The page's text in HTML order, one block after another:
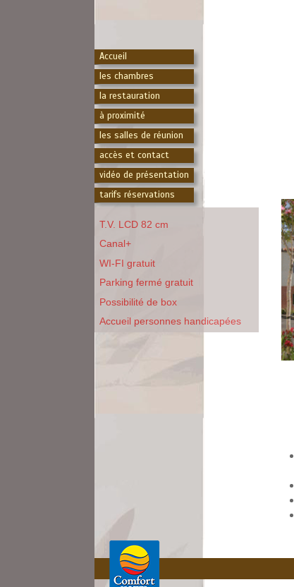
Accueil
les chambres
la restauration
à proximité
les salles de réunion
accès et contact
vidéo de présentation
tarifs réservations
T.V. LCD 82 cm
Canal+
WI-FI gratuit
Parking fermé gratuit
Possibilité de box
Accueil personnes handicapées